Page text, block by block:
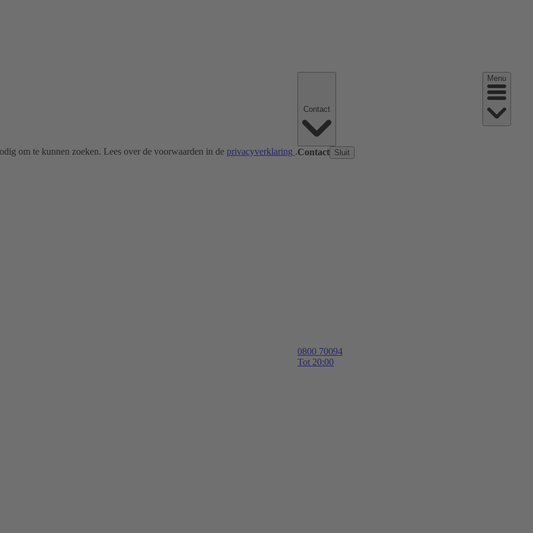
om te kunnen zoeken. Lees over de voorwaarden in de privacyverklaring .Contact Sluit
0800 70094
Tot 20:00
Menu